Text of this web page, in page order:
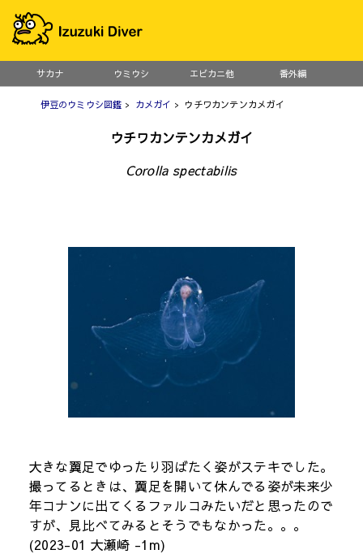
サカナ ウミウシ エビカニ他 番外編
伊豆のウミウシ図鑑 > カメガイ > ウチワカンテンカメガイ
ウチワカンテンカメガイ
Corolla spectabilis
大きな翼足でゆったり羽ばたく姿がステキでした。
撮ってるときは、翼足を開いて休んでる姿が未来少
年コナンに出てくるファルコみたいだと思ったので
すが、見比べてみるとそうでもなかった。。。
(2023-01 大瀬崎 -1m)